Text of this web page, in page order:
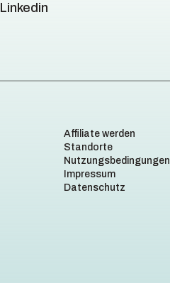
Linkedin
Affiliate werden
Standorte
Nutzungsbedingungen
Impressum
Datenschutz